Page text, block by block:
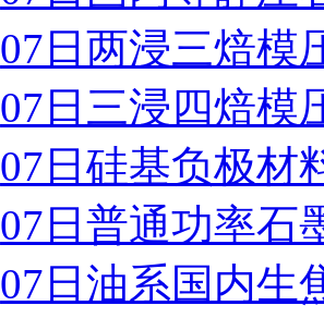
07日两浸三焙模
07日三浸四焙模
07日硅基负极材
07日普通功率石
07日油系国内生